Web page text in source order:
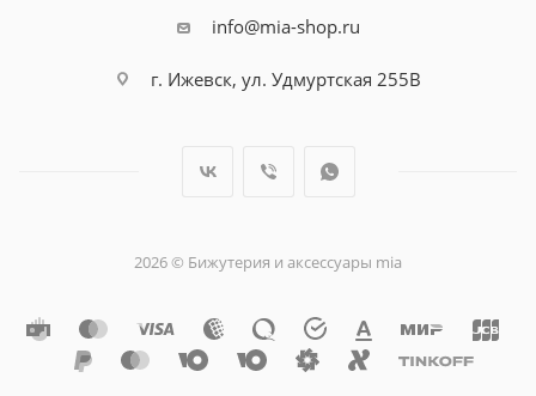
info@mia-shop.ru
г. Ижевск, ул. Удмуртская 255В
2026 © Бижутерия и аксессуары mia